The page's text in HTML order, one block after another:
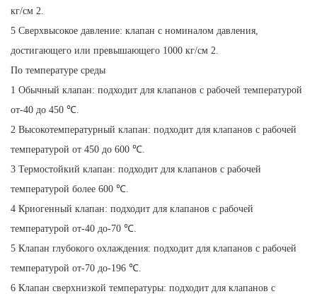
кг/см 2.
5 Сверхвысокое давление: клапан с номиналом давления,
достигающего или превышающего 1000 кг/см 2.
По температуре среды
1 Обычный клапан: подходит для клапанов с рабочей температурой
от-40 до 450 ℃.
2 Высокотемпературный клапан: подходит для клапанов с рабочей
температурой от 450 до 600 ℃.
3 Термостойкий клапан: подходит для клапанов с рабочей
температурой более 600 ℃.
4 Криогенный клапан: подходит для клапанов с рабочей
температурой от-40 до-70 ℃.
5 Клапан глубокого охлаждения: подходит для клапанов с рабочей
температурой от-70 до-196 ℃.
6 Клапан сверхнизкой температуры: подходит для клапанов с